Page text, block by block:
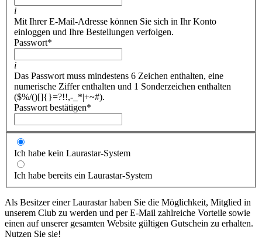
i
Mit Ihrer E-Mail-Adresse können Sie sich in Ihr Konto
einloggen und Ihre Bestellungen verfolgen.
Passwort*
i
Das Passwort muss mindestens 6 Zeichen enthalten, eine
numerische Ziffer enthalten und 1 Sonderzeichen enthalten
($%/()[]{}=?!!,-_*|+~#).
Passwort bestätigen*
Ich habe kein Laurastar-System
Ich habe bereits ein Laurastar-System
Als Besitzer einer Laurastar haben Sie die Möglichkeit, Mitglied in
unserem Club zu werden und per E-Mail zahlreiche Vorteile sowie
einen auf unserer gesamten Website gültigen Gutschein zu erhalten.
Nutzen Sie sie!